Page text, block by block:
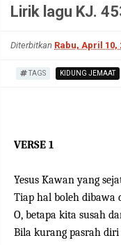
Lirik lagu KJ.
Diterbitkan Rabu, April 10,
TAGS KIDUNG JEMAAT
VERSE 1
Yesus Kawan yang
Tiap hal boleh dibawa
O, betapa kita susah
Bila kurang pasrah